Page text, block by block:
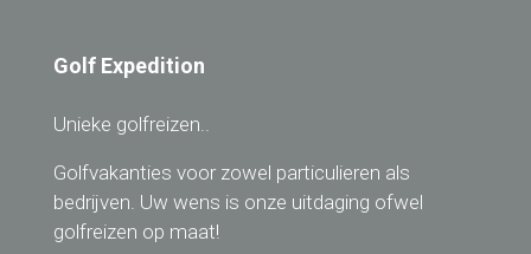
Golf Expedition
Unieke golfreizen..
Golfvakanties voor zowel particulieren als
bedrijven. Uw wens is onze uitdaging ofwel
golfreizen op maat!